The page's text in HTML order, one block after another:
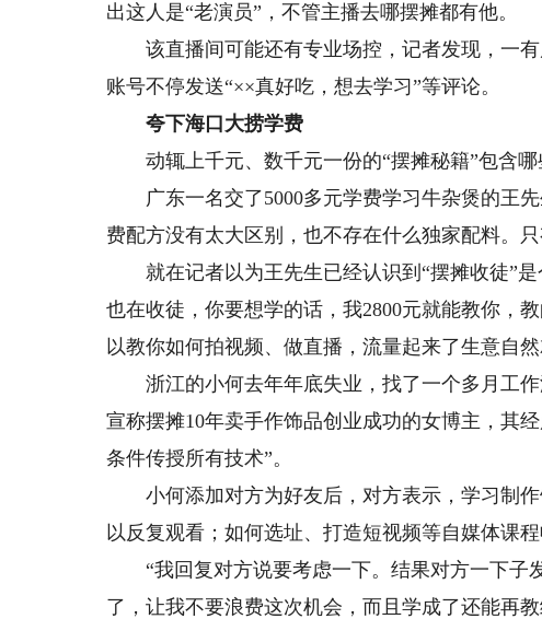
出这人是“老演员”，不管主播去哪摆摊都有他。
该直播间可能还有专业场控，记者发现，一有
账号不停发送“××真好吃，想去学习”等评论。
夸下海口大捞学费
动辄上千元、数千元一份的“摆摊秘籍”包含哪
广东一名交了5000多元学费学习牛杂煲的王先
费配方没有太大区别，也不存在什么独家配料。
就在记者以为王先生已经认识到“摆摊收徒”是
也在收徒，你要想学的话，我2800元就能教你，
以教你如何拍视频、做直播，流量起来了生意自
浙江的小何去年年底失业，找了一个多月工作
宣称摆摊10年卖手作饰品创业成功的女博主，其
条件传授所有技术”。
小何添加对方为好友后，对方表示，学习制作
以反复观看；如何选址、打造短视频等自媒体课
“我回复对方说要考虑一下。结果对方一下子
了，让我不要浪费这次机会，而且学成了还能再